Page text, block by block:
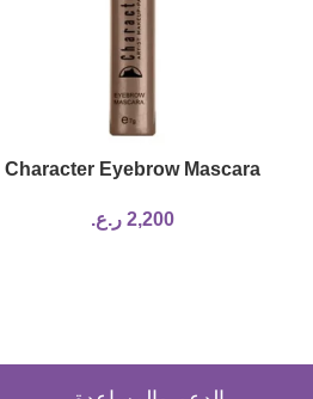
Character Eyebrow Mascara
2,200 ر.ع.